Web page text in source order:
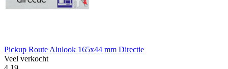
Pickup Route Alulook 165x44 mm Directie
Veel verkocht